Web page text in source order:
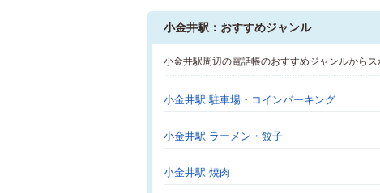
小金井駅：おすすめジャンル
小金井駅周辺の電話帳のおすすめジャンルからス
小金井駅 駐車場・コインパーキング
小金井駅 ラーメン・餃子
小金井駅 焼肉